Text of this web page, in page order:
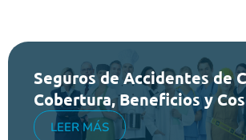
Seguros de Accidentes de
Cobertura, Beneficios y
LEER MÁS